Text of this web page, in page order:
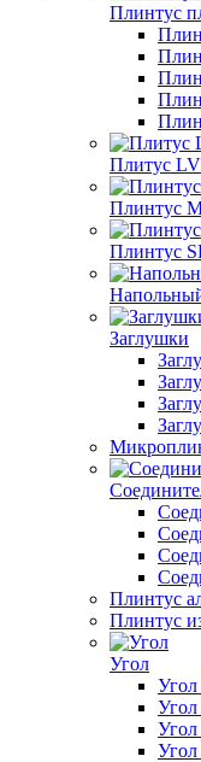
Плинтус
Плитус
Плинтус
Плинтус
Заглушки
Плинтус
Плинтус
Угол